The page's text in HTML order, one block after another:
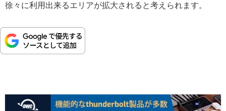
徐々に利用出来るエリアが拡大されると考えられます。